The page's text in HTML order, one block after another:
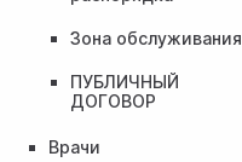
Зона обслуживания
ПУБЛИЧНЫЙ
ДОГОВОР
Врачи